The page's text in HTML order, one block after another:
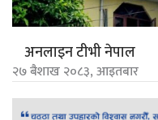
अनलाइन टीभी नेपाल
२७ बैशाख २०८३, आइतबार